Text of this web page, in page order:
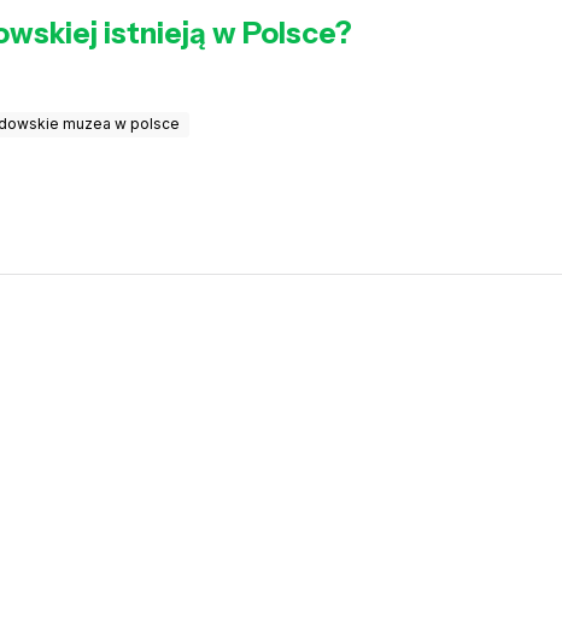
istnieją w Polsce?
muzea w polsce